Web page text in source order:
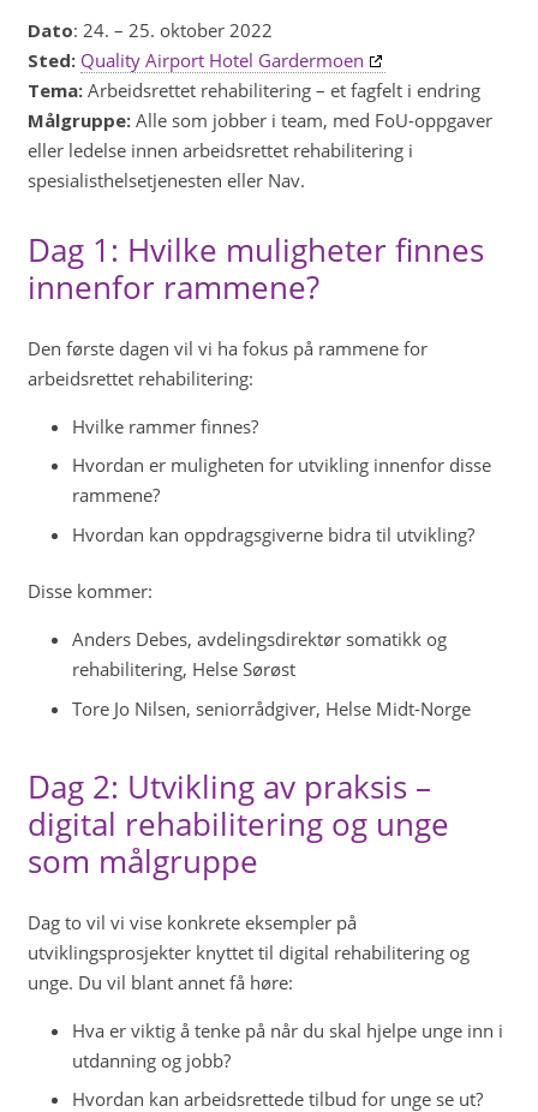
Dato: 24. – 25. oktober 2022
Sted: Quality Airport Hotel Gardermoen
Tema:Arbeidsrettet rehabilitering – et fagfelt i endring
Målgruppe:Alle som jobber i team, med FoU-oppgaver
eller ledelse innen arbeidsrettet rehabilitering i
spesialisthelsetjenesten eller Nav.
Dag 1: Hvilke muligheter finnes
innenfor rammene?
Den første dagen vil vi ha fokus på rammene for
arbeidsrettet rehabilitering:
Hvilke rammer finnes?
Hvordan er muligheten for utvikling innenfor disse
rammene?
Hvordan kan oppdragsgiverne bidra til utvikling?
Disse kommer:
Anders Debes, avdelingsdirektør somatikk og
rehabilitering, Helse Sørøst
Tore Jo Nilsen, seniorrådgiver, Helse Midt-Norge
Dag 2: Utvikling av praksis –
digital rehabilitering og unge
som målgruppe
Dag to vil vi vise konkrete eksempler på
utviklingsprosjekter knyttet til digital rehabilitering og
unge. Du vil blant annet få høre:
Hva er viktig å tenke på når du skal hjelpe unge inn i
utdanning og jobb?
Hvordan kan arbeidsrettede tilbud for unge se ut?